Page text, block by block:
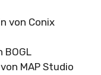
von Conix
BOGL
MAP Studio